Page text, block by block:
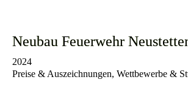
Neubau Feuerwehr
2024
Preise & Auszeichnungen, Wettbewerbe &